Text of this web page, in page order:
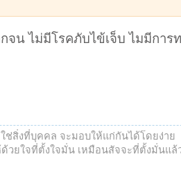
จน ไม่มีโรคภับไข้เจ็บ ไมมีการ
ใช่สิ่งที่บุคคล จะมอบให้แก่กันได้โดยง่าย
วยใจที่ตั้งใจมั่น เหมือนสัจจะที่ตั้งมั่นแล้